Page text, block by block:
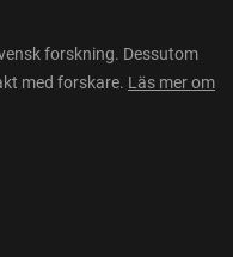
forskning. Dessutom
med forskare. Läs mer om